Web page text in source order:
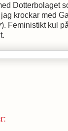
Dotterbolaget
krockar med
). Feministikt kul